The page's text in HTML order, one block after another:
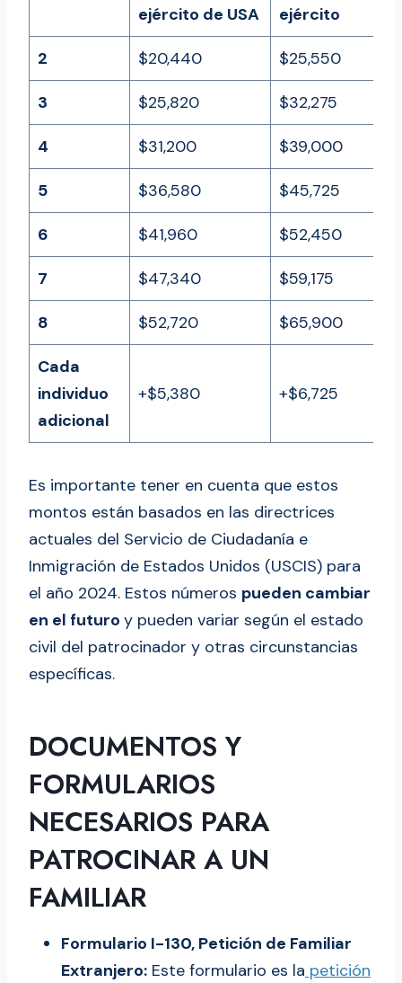
ejército de USA
ejército
2 $20,440 $25,550
3 $25,820 $32,275
4 $31,200 $39,000
5 $36,580 $45,725
6 $41,960 $52,450
7 $47,340 $59,175
8 $52,720 $65,900
Cada
individuo
adicional
+$5,380 +$6,725
Es importante tener en cuenta que estos
montos están basados en las directrices
actuales del Servicio de Ciudadanía e
Inmigración de Estados Unidos (USCIS) para
el año 2024. Estos números pueden cambiar
en el futuro y pueden variar según el estado
civil del patrocinador y otras circunstancias
específicas.
DOCUMENTOS Y
FORMULARIOS
NECESARIOS PARA
PATROCINAR A UN
FAMILIAR
Formulario I-130, Petición de Familiar
Extranjero: Este formulario es la petición